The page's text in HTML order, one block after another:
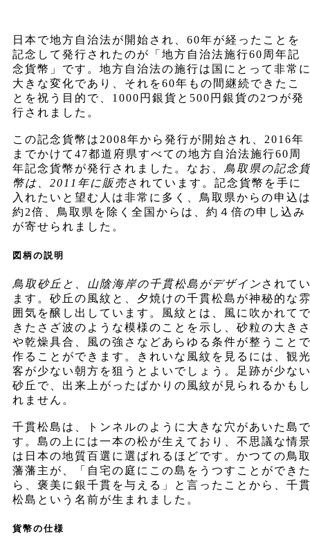
日本で地方自治法が開始され、60年が経ったことを
記念して発行されたのが「地方自治法施行60周年記
念貨幣」です。地方自治法の施行は国にとって非常
大きな変化であり、それを60年もの間継続できたこ
とを祝う目的で、1000円銀貨と500円銀貨の2つが発
行されました。
この記念貨幣は2008年から発行が開始され、2016年
までかけて47都道府県すべての地方自治法施行60周
年記念貨幣が発行されました。なお、 鳥取県の記念
幣は、2011年に販売されています。記念貨幣を手に
入れたいと望む人は非常に多く、鳥取県からの申込
約2倍、鳥取県を除く全国からは、約４倍の申し込み
が寄せられました。
図柄の説明
鳥取砂丘と、山陰海岸の千貫松島がデザインされて
ます。砂丘の風紋と、夕焼けの千貫松島が神秘的な
囲気を醸し出しています。風紋とは、風に吹かれて
きたさざ波のような模様のことを示し、砂粒の大き
や乾燥具合、風の強さなどあらゆる条件が整うこと
作ることができます。きれいな風紋を見るには、観
客が少ない朝方を狙うとよいでしょう。足跡が少な
砂丘で、出来上がったばかりの風紋が見られるかも
れません。
千貫松島は、トンネルのように大きな穴があいた島
す。島の上には一本の松が生えており、不思議な情
は日本の地質百選に選ばれるほどです。かつての鳥
藩藩主が、「自宅の庭にこの島をうつすことができ
ら、褒美に銀千貫を与える」と言ったことから、千
松島という名前が生まれました。
貨幣の仕様